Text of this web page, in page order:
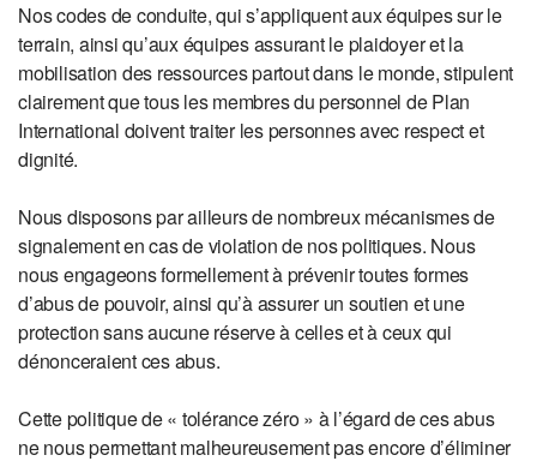
Nos codes de conduite, qui s’appliquent aux équipes sur le
terrain, ainsi qu’aux équipes assurant le plaidoyer et la
mobilisation des ressources partout dans le monde, stipulent
clairement que tous les membres du personnel de Plan
International doivent traiter les personnes avec respect et
dignité.
Nous disposons par ailleurs de nombreux mécanismes de
signalement en cas de violation de nos politiques. Nous
nous engageons formellement à prévenir toutes formes
d’abus de pouvoir, ainsi qu’à assurer un soutien et une
protection sans aucune réserve à celles et à ceux qui
dénonceraient ces abus.
Cette politique de « tolérance zéro » à l’égard de ces abus
ne nous permettant malheureusement pas encore d’éliminer